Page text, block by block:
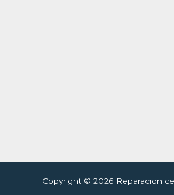
Copyright © 2026 Reparacion